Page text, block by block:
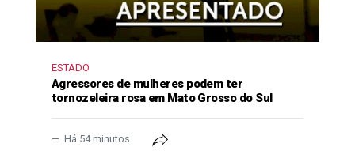
ESTADO
Agressores de mulheres podem ter
tornozeleira rosa em Mato Grosso do Sul
Há 54 minutos